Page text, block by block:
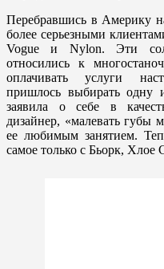
Перебравшись в Америку
более серьезными
Vogue и Nylon. Эти
относились к
оплачивать услуги
пришлось выбирать одну
заявила о себе в
дизайнер, «малевать губы
ее любимым занятием.
самое только с Бьорк,